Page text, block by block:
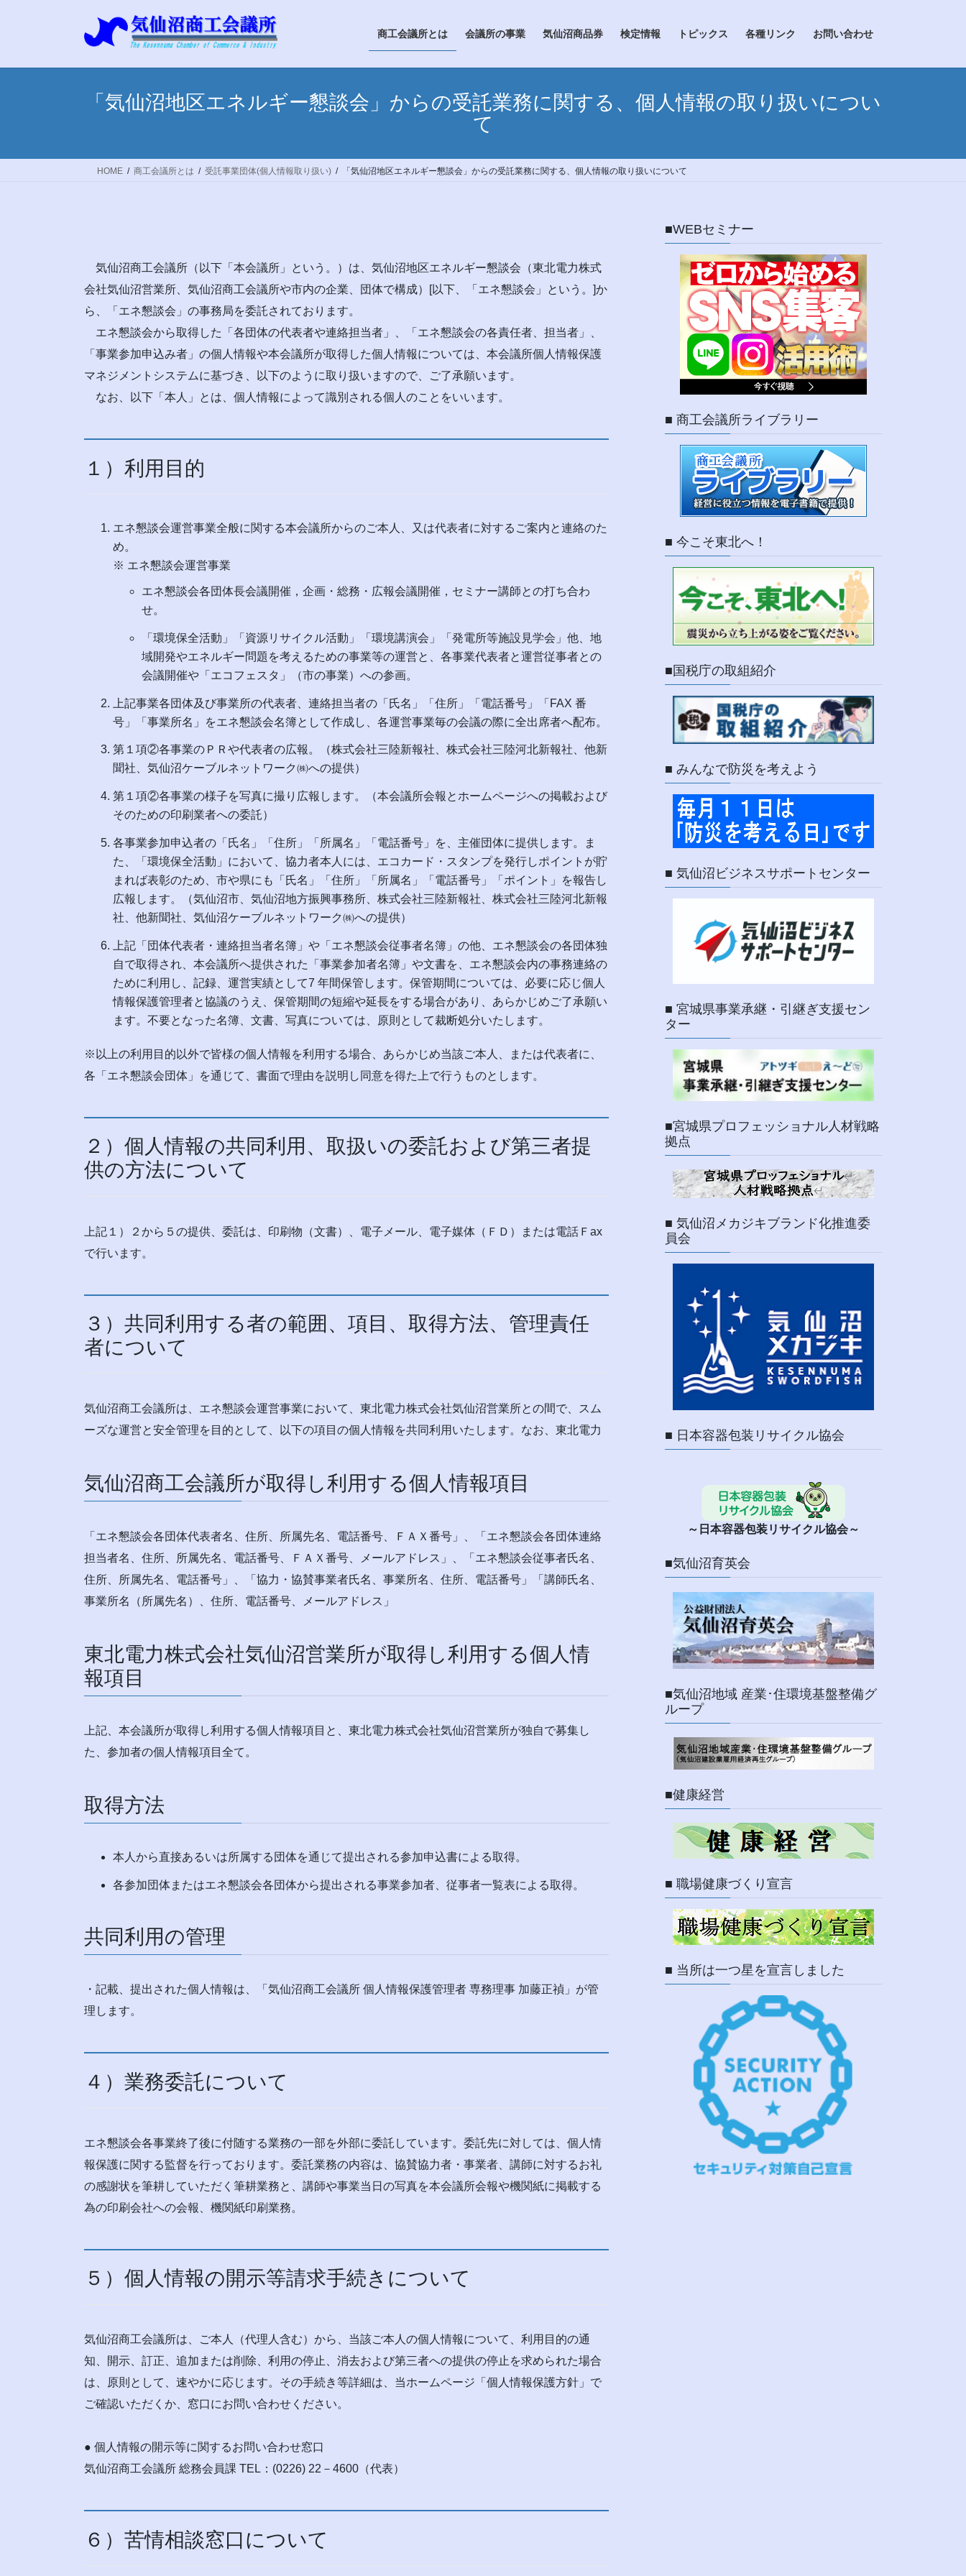
プ
動
商工会議所とは 会議所の事業 気仙沼商品券 検定情報 トピックス 各種リンク お問い合わせ
「気仙沼地区エネルギー懇談会」からの受託業務に関する、個人情報の取り扱いについ
て
HOME 商工会議所とは 受託事業団体(個人情報取り扱い) 「気仙沼地区エネルギー懇談会」からの受託業務に関する、個人情報の取り扱いについて
気仙沼商工会議所（以下「本会議所」という。）は、気仙沼地区エネルギー懇談会（東北電力株式
会社気仙沼営業所、気仙沼商工会議所や市内の企業、団体で構成）[以下、「エネ懇談会」という。]か
ら、「エネ懇談会」の事務局を委託されております。
エネ懇談会から取得した「各団体の代表者や連絡担当者」、「エネ懇談会の各責任者、担当者」、
「事業参加申込み者」の個人情報や本会議所が取得した個人情報については、本会議所個人情報保護
マネジメントシステムに基づき、以下のように取り扱いますので、ご了承願います。
なお、以下「本人」とは、個人情報によって識別される個人のことをいいます。
１）利用目的
エネ懇談会運営事業全般に関する本会議所からのご本人、又は代表者に対するご案内と連絡のた
め。
※ エネ懇談会運営事業
エネ懇談会各団体長会議開催，企画・総務・広報会議開催，セミナー講師との打ち合わ
せ。
「環境保全活動」「資源リサイクル活動」「環境講演会」「発電所等施設見学会」他、地
域開発やエネルギー問題を考えるための事業等の運営と、各事業代表者と運営従事者との
会議開催や「エコフェスタ」（市の事業）への参画。
上記事業各団体及び事業所の代表者、連絡担当者の「氏名」「住所」「電話番号」「FAX 番
号」「事業所名」をエネ懇談会名簿として作成し、各運営事業毎の会議の際に全出席者へ配布。
第１項②各事業のＰＲや代表者の広報。（株式会社三陸新報社、株式会社三陸河北新報社、他新
聞社、気仙沼ケーブルネットワーク㈱への提供）
第１項②各事業の様子を写真に撮り広報します。（本会議所会報とホームページへの掲載および
そのための印刷業者への委託）
各事業参加申込者の「氏名」「住所」「所属名」「電話番号」を、主催団体に提供します。ま
た、「環境保全活動」において、協力者本人には、エコカード・スタンプを発行しポイントが貯
まれば表彰のため、市や県にも「氏名」「住所」「所属名」「電話番号」「ポイント」を報告し
広報します。（気仙沼市、気仙沼地方振興事務所、株式会社三陸新報社、株式会社三陸河北新報
社、他新聞社、気仙沼ケーブルネットワーク㈱への提供）
上記「団体代表者・連絡担当者名簿」や「エネ懇談会従事者名簿」の他、エネ懇談会の各団体独
自で取得され、本会議所へ提供された「事業参加者名簿」や文書を、エネ懇談会内の事務連絡の
ために利用し、記録、運営実績として7 年間保管します。保管期間については、必要に応じ個人
情報保護管理者と協議のうえ、保管期間の短縮や延長をする場合があり、あらかじめご了承願い
ます。不要となった名簿、文書、写真については、原則として裁断処分いたします。
※以上の利用目的以外で皆様の個人情報を利用する場合、あらかじめ当該ご本人、または代表者に、
各「エネ懇談会団体」を通じて、書面で理由を説明し同意を得た上で行うものとします。
２）個人情報の共同利用、取扱いの委託および第三者提
供の方法について
上記１）２から５の提供、委託は、印刷物（文書）、電子メール、電子媒体（ＦＤ）または電話Ｆax
で行います。
３）共同利用する者の範囲、項目、取得方法、管理責任
者について
気仙沼商工会議所は、エネ懇談会運営事業において、東北電力株式会社気仙沼営業所との間で、スム
ーズな運営と安全管理を目的として、以下の項目の個人情報を共同利用いたします。なお、東北電力
気仙沼商工会議所が取得し利用する個人情報項目
「エネ懇談会各団体代表者名、住所、所属先名、電話番号、ＦＡＸ番号」、「エネ懇談会各団体連絡
担当者名、住所、所属先名、電話番号、ＦＡＸ番号、メールアドレス」、「エネ懇談会従事者氏名、
住所、所属先名、電話番号」、「協力・協賛事業者氏名、事業所名、住所、電話番号」「講師氏名、
事業所名（所属先名）、住所、電話番号、メールアドレス」
東北電力株式会社気仙沼営業所が取得し利用する個人情
報項目
上記、本会議所が取得し利用する個人情報項目と、東北電力株式会社気仙沼営業所が独自で募集し
た、参加者の個人情報項目全て。
取得方法
本人から直接あるいは所属する団体を通じて提出される参加申込書による取得。
各参加団体またはエネ懇談会各団体から提出される事業参加者、従事者一覧表による取得。
共同利用の管理
・記載、提出された個人情報は、「気仙沼商工会議所 個人情報保護管理者 専務理事 加藤正禎」が管
理します。
４）業務委託について
エネ懇談会各事業終了後に付随する業務の一部を外部に委託しています。委託先に対しては、個人情
報保護に関する監督を行っております。委託業務の内容は、協賛協力者・事業者、講師に対するお礼
の感謝状を筆耕していただく筆耕業務と、講師や事業当日の写真を本会議所会報や機関紙に掲載する
為の印刷会社への会報、機関紙印刷業務。
５）個人情報の開示等請求手続きについて
気仙沼商工会議所は、ご本人（代理人含む）から、当該ご本人の個人情報について、利用目的の通
知、開示、訂正、追加または削除、利用の停止、消去および第三者への提供の停止を求められた場合
は、原則として、速やかに応じます。その手続き等詳細は、当ホームページ「個人情報保護方針」で
ご確認いただくか、窓口にお問い合わせください。
● 個人情報の開示等に関するお問い合わせ窓口
気仙沼商工会議所 総務会員課 TEL：(0226) 22－4600（代表）
６）苦情相談窓口について
■WEBセミナー
■ 商工会議所ライブラリー
■ 今こそ東北へ！
■国税庁の取組紹介
■ みんなで防災を考えよう
■ 気仙沼ビジネスサポートセンター
■ 宮城県事業承継・引継ぎ支援セン
ター
■宮城県プロフェッショナル人材戦略
拠点
■ 気仙沼メカジキブランド化推進委
員会
■ 日本容器包装リサイクル協会
～日本容器包装リサイクル協会～
■気仙沼育英会
■気仙沼地域 産業･住環境基盤整備グ
ループ
■健康経営
■ 職場健康づくり宣言
■ 当所は一つ星を宣言しました